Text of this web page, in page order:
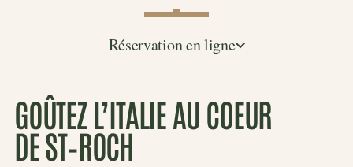
Slide 3 of 5.
Réservation en ligne
GOÛTEZ L’ITALIE AU COEUR
DEST–ROCH